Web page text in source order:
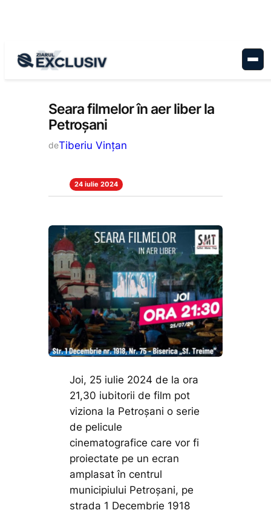
Educație, Stiri la zi
Seara filmelor în aer liber la
Petroșani
deTiberiu Vințan
24 iulie 2024
Joi, 25 iulie 2024 de la ora
21,30 iubitorii de film pot
viziona la Petroșani o serie
de pelicule
cinematografice care vor fi
proiectate pe un ecran
amplasat în centrul
municipiului Petroșani, pe
strada 1 Decembrie 1918